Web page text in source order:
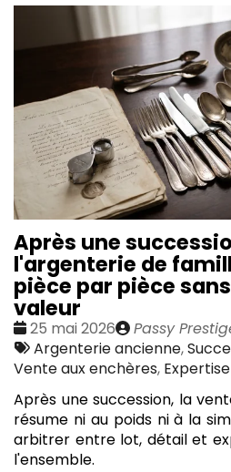
Après une
l'argenterie de
pièce par pièce
valeur
Date
:
25 mai 2026
Publié
par
Passy
Tags
:
Argenterie ancienne,
Vente aux enchères,
Après une succession, la
résume ni au poids ni à la
arbitrer entre lot, détail et
l'ensemble.